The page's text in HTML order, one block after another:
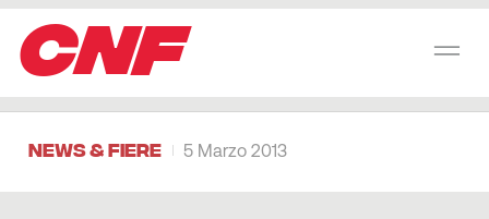
CNF
News & Fiere 5 Marzo 2013